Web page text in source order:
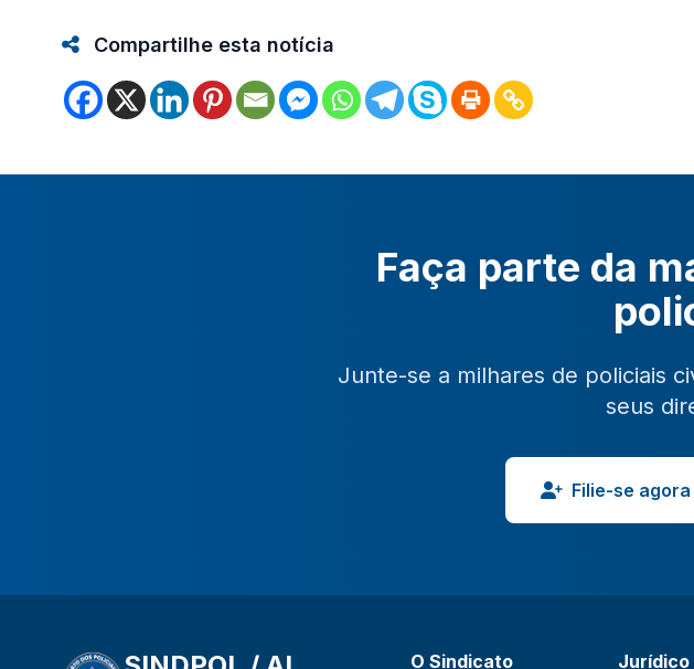
Compartilhe esta notícia
Faça parte da
Junte-se a milhares de policiais
seus
Filie-se agora
O Sindicato Jurídico